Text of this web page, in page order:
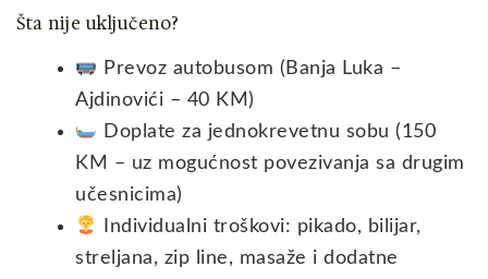
Šta nije uključeno?
Prevoz autobusom (Banja Luka –
Ajdinovići – 40 KM)
Doplate za jednokrevetnu sobu (150
KM – uz mogućnost povezivanja sa drugim
učesnicima)
Individualni troškovi: pikado, bilijar,
streljana, zip line, masaže i dodatne